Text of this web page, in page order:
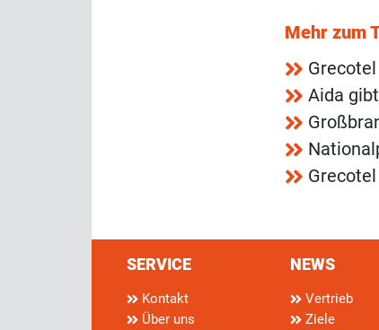
Mehr zum
Aida
SERVICE
Kontakt
Über uns
NEWS
Vertrieb
Ziele